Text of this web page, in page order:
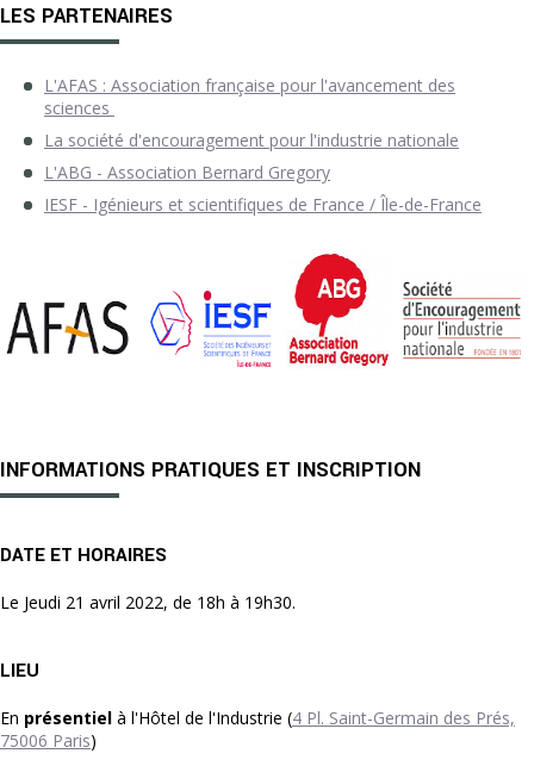
LES PARTENAIRES
L'AFAS : Association française pour l'avancement des
sciences
La société d'encouragement pour l'industrie nationale
L'ABG - Association Bernard Gregory
IESF - Igénieurs et scientifiques de France / Île-de-France
INFORMATIONS PRATIQUES ET INSCRIPTION
DATE ET HORAIRES
Le Jeudi 21 avril 2022, de 18h à 19h30.
LIEU
En présentiel à l'Hôtel de l'Industrie (4 Pl. Saint-Germain des Prés,
75006 Paris)